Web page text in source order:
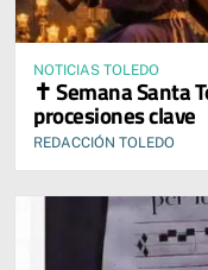
NOTICIAS TOLEDO
✝️ Semana Santa
procesiones clave
REDACCIÓN TOLEDO